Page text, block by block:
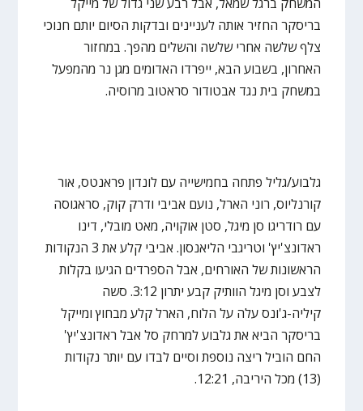
המשחק ברגל שמאל, אבל רבע שני גדול של מייקל
בריסקר החזיר אותה לעניינים ובדקות הסיום יותם חנוכי
צלף שלשה אחרי שלשה והשלים מהפך. במחזור
האחרון, בשבוע הבא, ייפרדו האדומים מגן נר מהמפעל
במשחק בית נגד אבטודור סראטוב מרוסיה.
גלבוע/גליל פתחה בחמישייה עם לונדון פראנטס, אור
קורנליוס, רוני הארל, נועם אביבי ודרק קוק, סראגוסה
עם רודריגו סן מיגל, סטן אוקויה, מאט מובלי, דינו
ראדונצ'יץ' וטריגבי הליאנסון. אביבי קלע את 3 הנקודות
הראשונות של האורחים, אבל הספרדים הגיעו בקלות
לצבע וסן מיגל הוותיק קבע יתרון 3:12. סשה
קיליה-ג'ונס עלה על הלוח, הארל קלע מבחוץ ומייקל
בריסקר הביא את גלבוע למרחק סל אבל ראדונצ'יץ'
החם הוביל ריצה נוספת וסיים לבדו עם יותר נקודות
(13) מכל היריבה, 12:21.